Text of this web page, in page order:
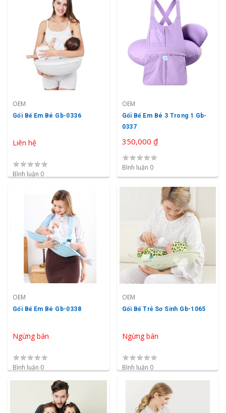
OEM
Gối Bế Em Bé Gb-0336
Liên hệ
★★★★★
Bình luận 0
OEM
Gối Bế Em Bé 3 Trong 1 Gb-
0337
350,000 ₫
★★★★★
Bình luận 0
OEM
Gối Bế Em Bé Gb-0338
Ngừng bán
★★★★★
Bình luận 0
OEM
Gối Bế Trẻ Sơ Sinh Gb-1065
Ngừng bán
★★★★★
Bình luận 0